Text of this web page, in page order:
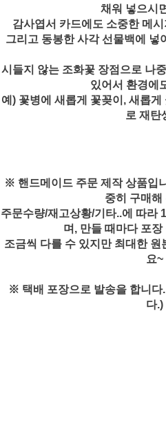
채워 넣으시
감사엽서 카드에도 소중한 메
그리고 동봉한 사각 선물백에 넣
시들지 않는 조화꽃 장점으로 나
있어서 환경에
예) 꽃병에 새롭게 꽃꽂이, 새롭
로 재탄
※ 핸드메이드 주문 제작 상품입
중히 구매해
주문수량/재고상황/기타..에 따라
며, 만들 때마다 포
조금씩 다를 수 있지만 최대한 원
요~
※ 택배 포장으로 발송을 합니다
다.)